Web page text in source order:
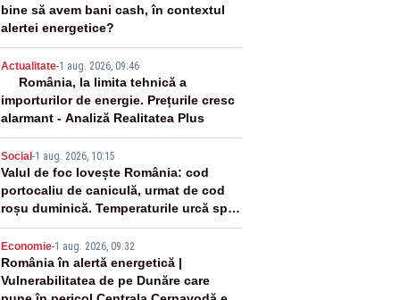
bine să avem bani cash, în contextul
alertei energetice?
Actualitate-1 aug. 2026, 09:46
România, la limita tehnică a
importurilor de energie. Prețurile cresc
alarmant - Analiză Realitatea Plus
Social -1 aug. 2026, 10:15
Valul de foc lovește România: cod
portocaliu de caniculă, urmat de cod
roșu duminică. Temperaturile urcă spre
40°C
Economie-1 aug. 2026, 09:32
România în alertă energetică |
Vulnerabilitatea de pe Dunăre care